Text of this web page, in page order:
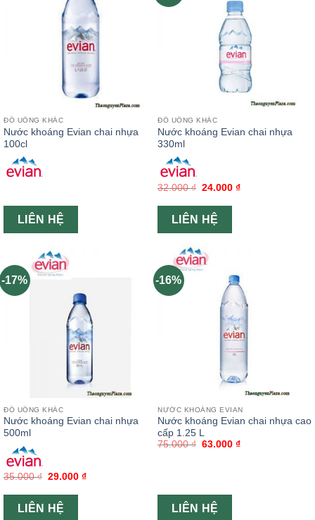
ĐỒ UỐNG KHÁC
Nước khoáng Evian chai nhựa
100cl
LIÊN HỆ
ĐỒ UỐNG KHÁC
Nước khoáng Evian chai nhựa
330ml
32.000₫ 24.000₫
LIÊN HỆ
-17%
ĐỒ UỐNG KHÁC
Nước khoáng Evian chai nhựa
500ml
35.000₫ 29.000₫
LIÊN HỆ
-16%
NƯỚC KHOÁNG EVIAN
Nước khoáng Evian chai nhựa cao
cấp 1.25 L
75.000₫ 63.000₫
LIÊN HỆ